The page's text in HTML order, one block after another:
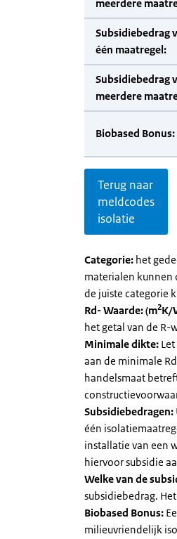
meerdere
Subsidiebedrag
één maatregel:
Subsidiebedrag
meerdere
Biobased Bonus:
Terug naar
meldcodes
isolatie
Categorie: het
materialen kunnen
de juiste categorie
Rd- Waarde: (m2K/
het getal van de R-
Minimale dikte:
aan de minimale
handelsmaat
Subsidiebedragen:
één
installatie van een
hiervoor subsidie
Welke van de
subsidiebedrag.
Biobased Bonus:
milieuvriendelijk